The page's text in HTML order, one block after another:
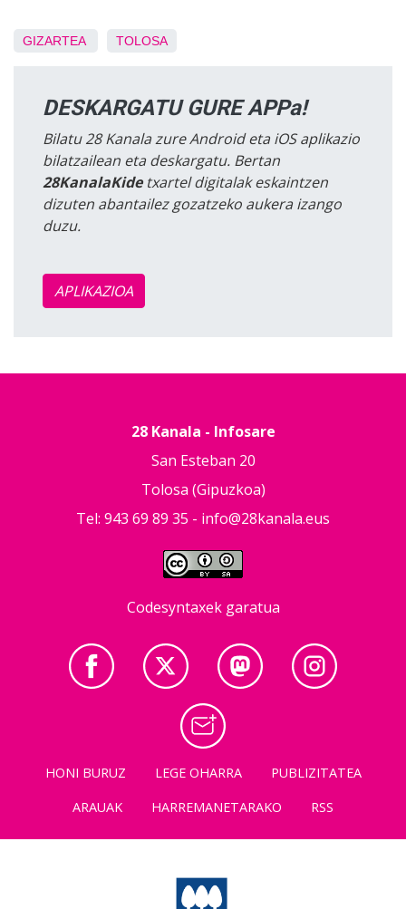
GIZARTEA TOLOSA
DESKARGATU GURE APPa!
Bilatu 28 Kanala zure Android eta iOS aplikazio
bilatzailean eta deskargatu. Bertan
28KanalaKidetxartel digitalak eskaintzen
dizuten abantailez gozatzeko aukera izango
duzu.
APLIKAZIOA
28 Kanala - Infosare
San Esteban 20
Tolosa (Gipuzkoa)
Tel: 943 69 89 35 - info@28kanala.eus
Codesyntaxek garatua
HONI BURUZ LEGE OHARRA
PUBLIZITATEA
ARAUAK
HARREMANETARAKO RSS